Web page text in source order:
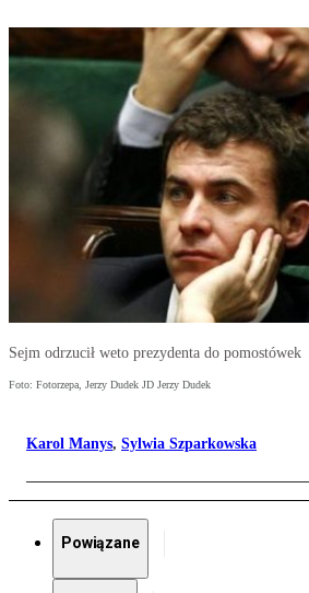
Sejm odrzucił weto prezydenta do pomostówek
Foto: Fotorzepa, Jerzy Dudek JD Jerzy Dudek
Karol Manys, Sylwia Szparkowska
Powiązane